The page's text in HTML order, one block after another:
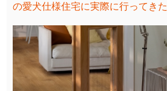
の愛犬仕様住宅に実際に行ってきた